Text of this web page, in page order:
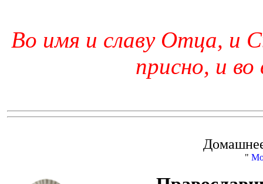
Во имя и славу Отца, и
присно, и во
"